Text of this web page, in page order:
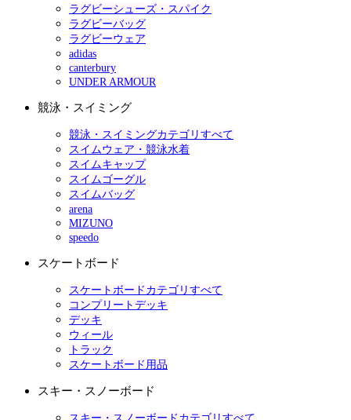
ラグビーシューズ・スパイク
ラグビーバッグ
ラグビーウェア
adidas
canterbury
UNDER ARMOUR
競泳・スイミング
競泳・スイミングカテゴリすべて
スイムウェア・競泳水着
スイムキャップ
スイムゴーグル
スイムバッグ
arena
MIZUNO
speedo
スケートボード
スケートボードカテゴリすべて
コンプリートデッキ
デッキ
ウィール
トラック
スケートボード用品
スキー・スノーボード